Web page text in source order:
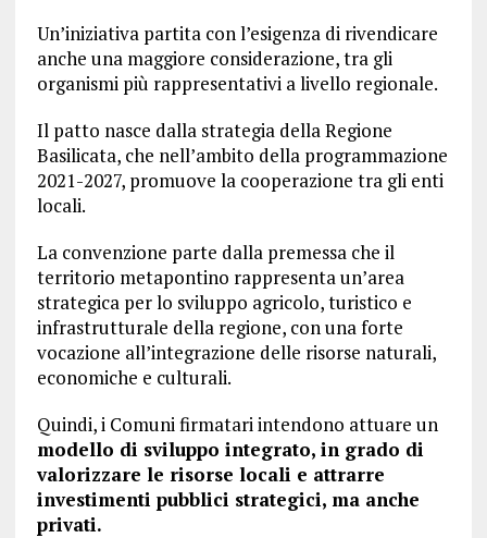
Un’iniziativa partita con l’esigenza di rivendicare
anche una maggiore considerazione, tra gli
organismi più rappresentativi a livello regionale.
Il patto nasce dalla strategia della Regione
Basilicata, che nell’ambito della programmazione
2021-2027, promuove la cooperazione tra gli enti
locali.
La convenzione parte dalla premessa che il
territorio metapontino rappresenta un’area
strategica per lo sviluppo agricolo, turistico e
infrastrutturale della regione, con una forte
vocazione all’integrazione delle risorse naturali,
economiche e culturali.
Quindi, i Comuni firmatari intendono attuare un
modello di sviluppo integrato, in grado di
valorizzare le risorse locali e attrarre
investimenti pubblici strategici, ma anche
privati.